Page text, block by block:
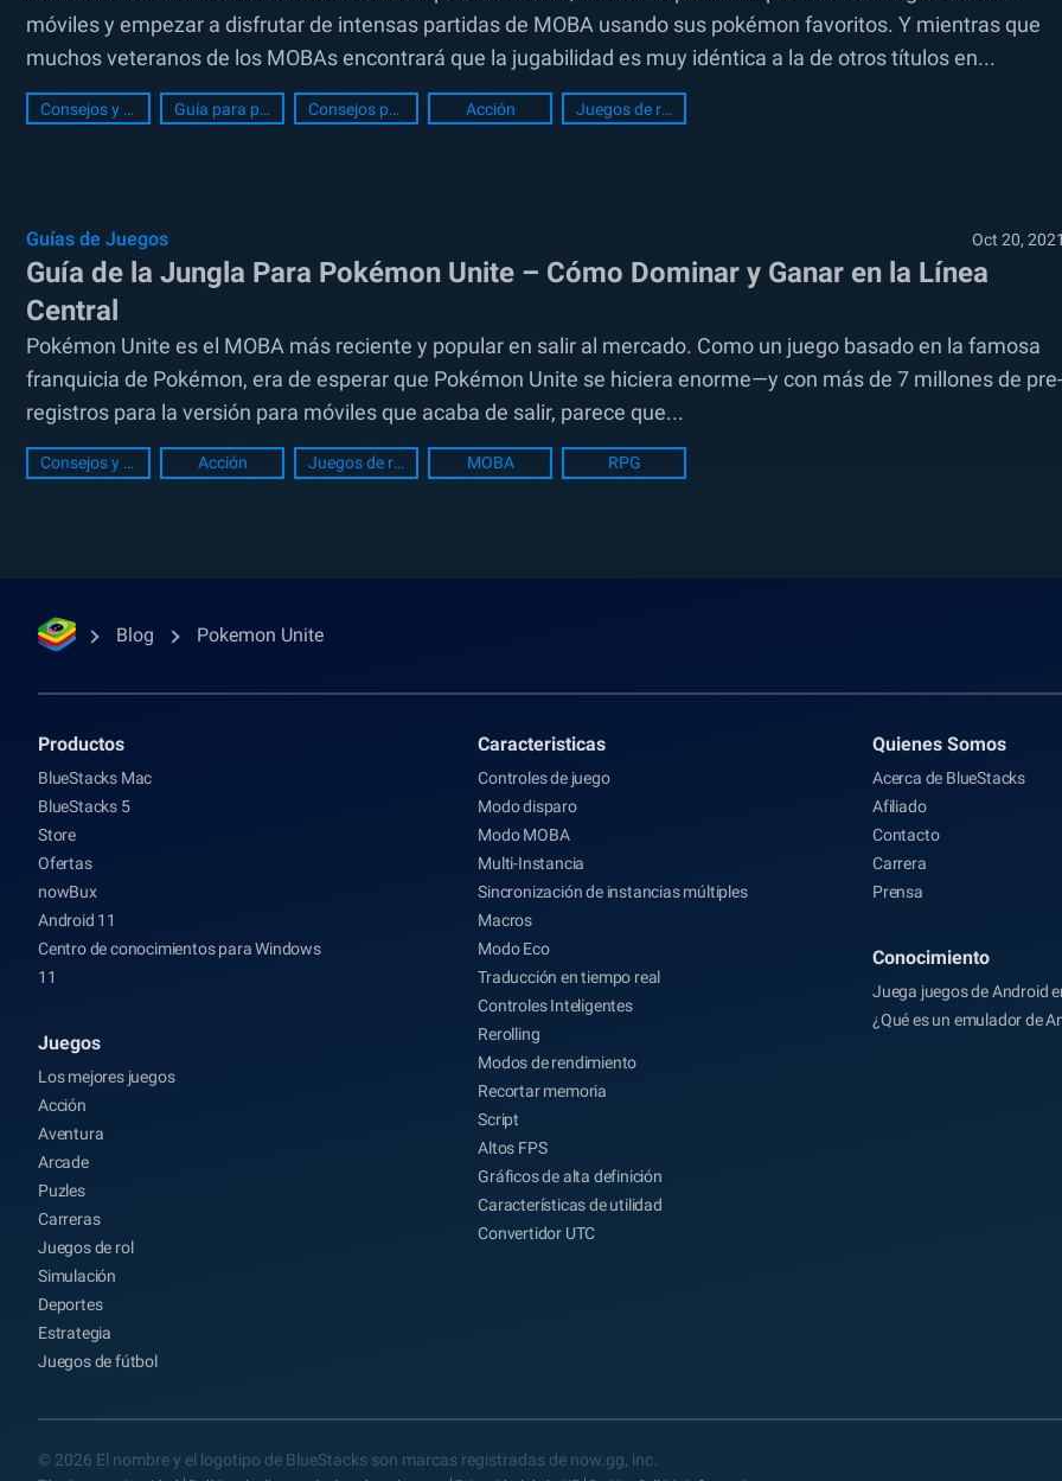
móviles y empezar a disfrutar de intensas partidas de MOBA usando sus pokémon favoritos. Y mientras que
muchos veteranos de los MOBAs encontrará que la jugabilidad es muy idéntica a la de otros títulos en...
Consejos y Trucos Guía para principiantes Consejos para principiantes Acción Juegos de rol
Guías de Juegos Oct 20,
Guía de la Jungla Para Pokémon Unite – Cómo Dominar y Ganar en la Línea
Central
Pokémon Unite es el MOBA más reciente y popular en salir al mercado. Como un juego basado en la famosa
franquicia de Pokémon, era de esperar que Pokémon Unite se hiciera enorme—y con más de 7 millones de pre-
registros para la versión para móviles que acaba de salir, parece que...
Consejos y Trucos Acción Juegos de rol MOBA RPG
Blog Pokemon Unite
Productos
BlueStacks Mac
BlueStacks 5
Store
Ofertas
nowBux
Android 11
Centro de conocimientos para Windows
11
Juegos
Los mejores juegos
Acción
Aventura
Arcade
Puzles
Carreras
Juegos de rol
Simulación
Deportes
Estrategia
Juegos de fútbol
Caracteristicas
Controles de juego
Modo disparo
Modo MOBA
Multi-Instancia
Sincronización de instancias múltiples
Macros
Modo Eco
Traducción en tiempo real
Controles Inteligentes
Rerolling
Modos de rendimiento
Recortar memoria
Script
Altos FPS
Gráficos de alta definición
Características de utilidad
Convertidor UTC
Quienes Somos
Acerca de BlueStacks
Afiliado
Contacto
Carrera
Prensa
Conocimiento
Juega juegos de Android
¿Qué es un emulador de
© 2026 El nombre y el logotipo de BlueStacks son marcas registradas de now.gg, inc.